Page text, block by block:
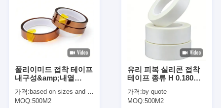
폴리이미드 접착 테이프
내구성&amp;내열
력 접착력
가격: based on sizes and quantity
MOQ:500M2
유리 피복 실리콘 접착
테이프 종류 H 0.180mm
가격: by quote
MOQ:500M2